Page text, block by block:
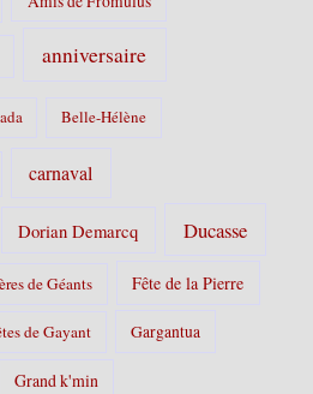
anniversaire
Belle-Hélène
carnaval
Dorian Demarcq Ducasse
de Géants Fête de la Pierre
de Gayant Gargantua
Grand k'min